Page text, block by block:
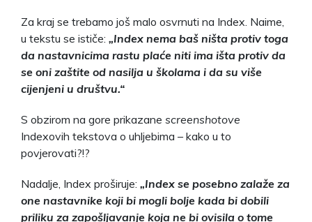
Za kraj se trebamo još malo osvrnuti na Index. Naime,
u tekstu se ističe: „Index nema baš ništa protiv toga
da nastavnicima rastu plaće niti ima išta protiv da
se oni zaštite od nasilja u školama i da su više
cijenjeni u društvu.“
S obzirom na gore prikazane screenshotove
Indexovih tekstova o uhljebima – kako u to
povjerovati?!?
Nadalje, Index proširuje: „Index se posebno zalaže za
one nastavnike koji bi mogli bolje kada bi dobili
priliku za zapošljavanje koja ne bi ovisila o tome